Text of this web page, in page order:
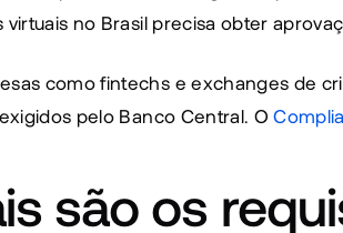
virtuais no Brasil precisa obter
como fintechs e exchanges de
pelo Banco Central. O
são os